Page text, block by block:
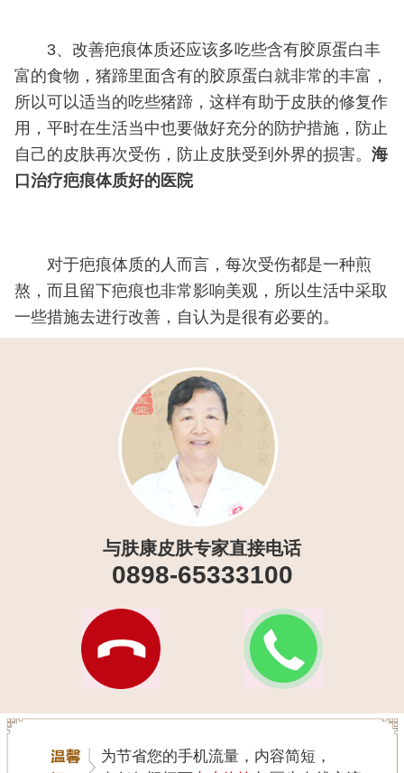
3、改善疤痕体质还应该多吃些含有胶原蛋白丰
富的食物，猪蹄里面含有的胶原蛋白就非常的丰富，
所以可以适当的吃些猪蹄，这样有助于皮肤的修复作
用，平时在生活当中也要做好充分的防护措施，防止
自己的皮肤再次受伤，防止皮肤受到外界的损害。 海
口治疗疤痕体质好的医院
对于疤痕体质的人而言，每次受伤都是一种煎
熬，而且留下疤痕也非常影响美观，所以生活中采取
一些措施去进行改善，自认为是很有必要的。
与肤康皮肤专家直接电话
0898-65333100
为节省您的手机流量，内容简短，